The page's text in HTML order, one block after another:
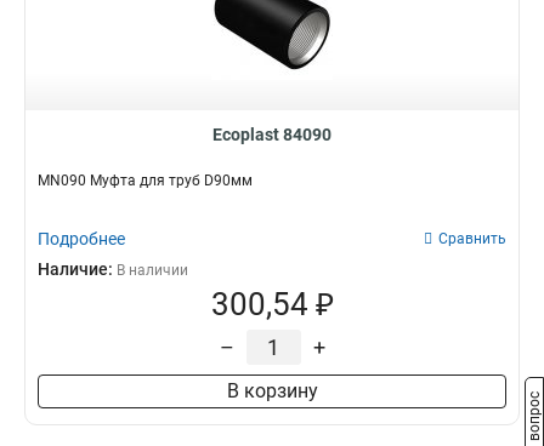
Ecoplast 84090
MN090 Муфта для труб D90мм
Подробнее Сравнить
Наличие: В наличии
300,54 ₽
– +
В корзину